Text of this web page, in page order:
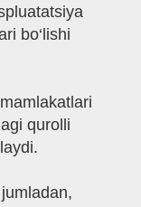
bo‘lishi
qurolli